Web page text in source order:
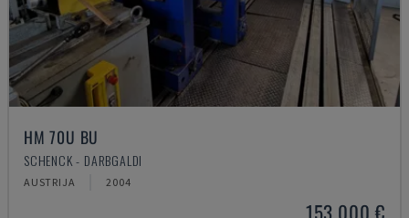
HM 70U BU
SCHENCK - DARBGALDI
AUSTRIJA 2004
153.000 €